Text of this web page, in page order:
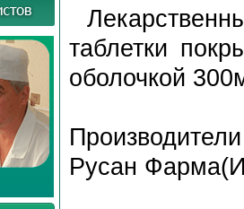
таблетки
оболочкой
Производители
Русан